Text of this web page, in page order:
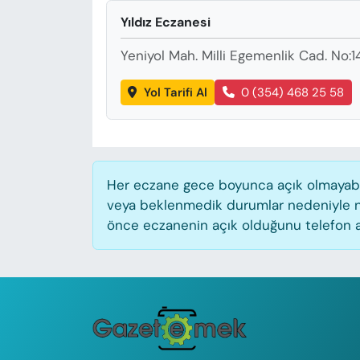
Yıldız Eczanesi
Yeniyol Mah. Milli Egemenlik Cad.
Yol Tarifi Al 0 (354) 468 25 58
Her eczane gece boyunca açık
veya beklenmedik durumlar nedeniyle
önce eczanenin açık olduğunu telefon
ÖZEL HABER
YAZAR KÖŞESİ
VAN VE DİYARBAKIR HABERLERİ